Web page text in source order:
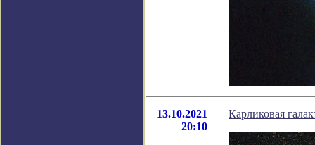
13.10.2021
20:10
Карликовая